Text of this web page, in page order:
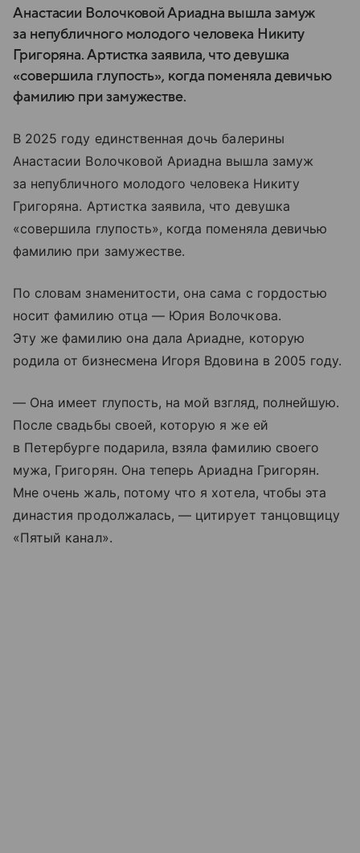
Анастасии Волочковой Ариадна вышла замуж
за непубличного молодого человека Никиту
Григоряна. Артистка заявила, что девушка
«совершила глупость», когда поменяла девичью
фамилию при замужестве.
В 2025 году единственная дочь балерины
Анастасии Волочковой Ариадна вышла замуж
за непубличного молодого человека Никиту
Григоряна. Артистка заявила, что девушка
«совершила глупость», когда поменяла девичью
фамилию при замужестве.
По словам знаменитости, она сама с гордостью
носит фамилию отца — Юрия Волочкова.
Эту же фамилию она дала Ариадне, которую
родила от бизнесмена Игоря Вдовина в 2005 году.
— Она имеет глупость, на мой взгляд, полнейшую.
После свадьбы своей, которую я же ей
в Петербурге подарила, взяла фамилию своего
мужа, Григорян. Она теперь Ариадна Григорян.
Мне очень жаль, потому что я хотела, чтобы эта
династия продолжалась, — цитирует танцовщицу
«Пятый канал».